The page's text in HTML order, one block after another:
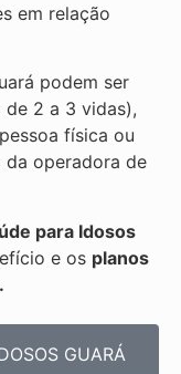
em relação
podem ser
2 a 3 vidas),
física ou
da operadora de
para Idosos
e os planos
GUARÁ